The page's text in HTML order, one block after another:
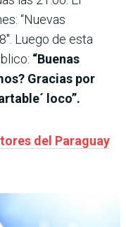
“Nuevas
Luego de esta
“Buenas
Gracias por
loco”.
del Paraguay